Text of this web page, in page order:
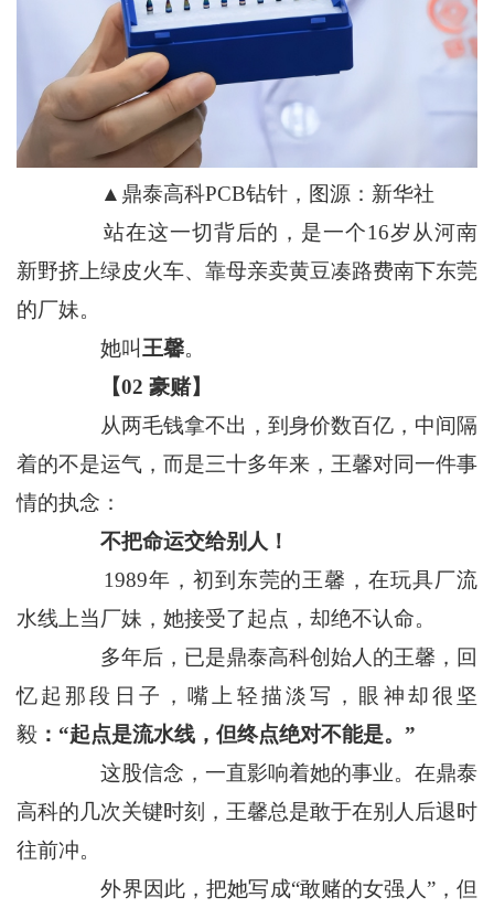
▲鼎泰高科PCB钻针，图源：新华社
站在这一切背后的，是一个16岁从河南
新野挤上绿皮火车、靠母亲卖黄豆凑路费南下东莞
的厂妹。
她叫 王馨。
【02 豪赌】
从两毛钱拿不出，到身价数百亿，中间隔
着的不是运气，而是三十多年来，王馨对同一件事
情的执念：
不把命运交给别人！
1989年，初到东莞的王馨，在玩具厂流
水线上当厂妹，她接受了起点，却绝不认命。
多年后，已是鼎泰高科创始人的王馨，回
忆起那段日子，嘴上轻描淡写，眼神却很坚
毅：“起点是流水线，但终点绝对不能是。”
这股信念，一直影响着她的事业。在鼎泰
高科的几次关键时刻，王馨总是敢于在别人后退时
往前冲。
外界因此，把她写成“敢赌的女强人”，但